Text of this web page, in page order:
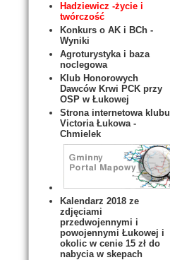
Hadziewicz -życie i
twórczość
Konkurs o AK i BCh -
Wyniki
Agroturystyka i baza
noclegowa
Klub Honorowych
Dawców Krwi PCK przy
OSP w Łukowej
Strona internetowa klubu
Victoria Łukowa -
Chmielek
Kalendarz 2018 ze
zdjęciami
przedwojennymi i
powojennymi Łukowej i
okolic w cenie 15 zł do
nabycia w skepach